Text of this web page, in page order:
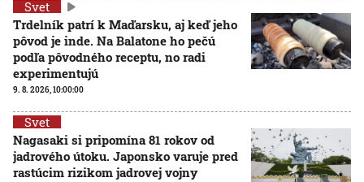
Svet
Trdelník patrí k Maďarsku, aj keď jeho
pôvod je inde. Na Balatone ho pečú
podľa pôvodného receptu, no radi
experimentujú
9. 8. 2026, 10:00:00
Svet
Nagasaki si pripomína 81 rokov od
jadrového útoku. Japonsko varuje pred
rastúcim rizikom jadrovej vojny